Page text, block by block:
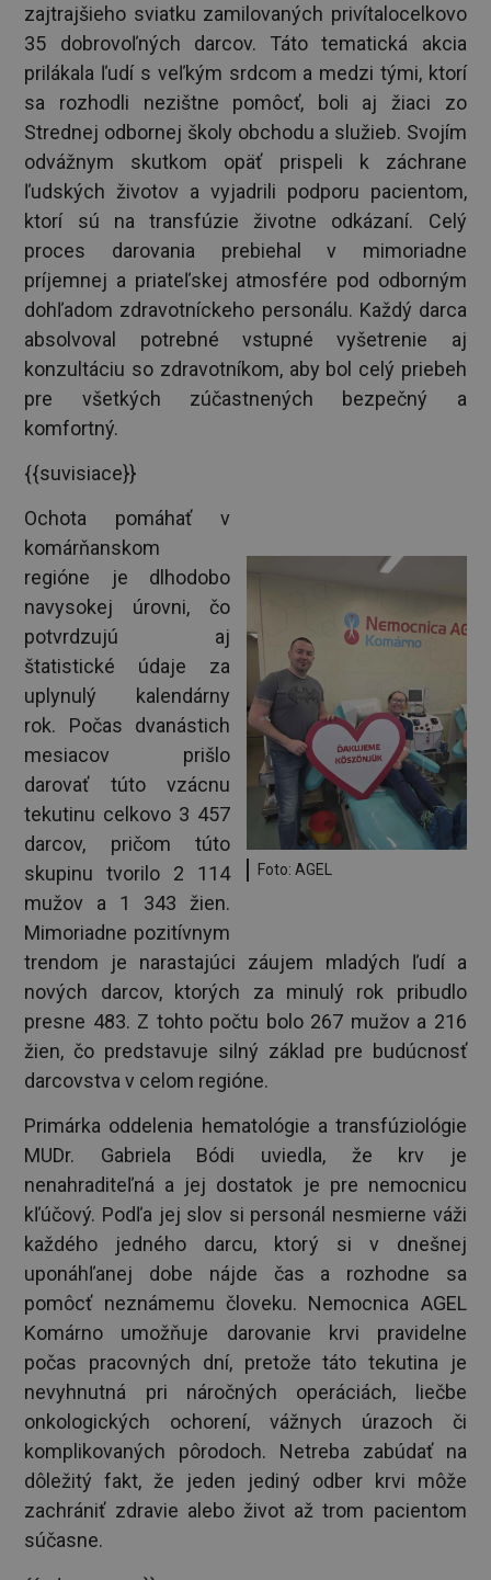
zajtrajšieho sviatku zamilovaných privítalocelkovo
35 dobrovoľných darcov. Táto tematická akcia
prilákala ľudí s veľkým srdcom a medzi tými, ktorí
sa rozhodli nezištne pomôcť, boli aj žiaci zo
Strednej odbornej školy obchodu a služieb. Svojím
odvážnym skutkom opäť prispeli k záchrane
ľudských životov a vyjadrili podporu pacientom,
ktorí sú na transfúzie životne odkázaní. Celý
proces darovania prebiehal v mimoriadne
príjemnej a priateľskej atmosfére pod odborným
dohľadom zdravotníckeho personálu. Každý darca
absolvoval potrebné vstupné vyšetrenie aj
konzultáciu so zdravotníkom, aby bol celý priebeh
pre všetkých zúčastnených bezpečný a
komfortný.
{{suvisiace}}
Foto: AGEL
Ochota pomáhať v
komárňanskom
regióne je dlhodobo
navysokej úrovni, čo
potvrdzujú aj
štatistické údaje za
uplynulý kalendárny
rok. Počas dvanástich
mesiacov prišlo
darovať túto vzácnu
tekutinu celkovo 3 457
darcov, pričom túto
skupinu tvorilo 2 114
mužov a 1 343 žien.
Mimoriadne pozitívnym
trendom je narastajúci záujem mladých ľudí a
nových darcov, ktorých za minulý rok pribudlo
presne 483. Z tohto počtu bolo 267 mužov a 216
žien, čo predstavuje silný základ pre budúcnosť
darcovstva v celom regióne.
Primárka oddelenia hematológie a transfúziológie
MUDr. Gabriela Bódi uviedla, že krv je
nenahraditeľná a jej dostatok je pre nemocnicu
kľúčový. Podľa jej slov si personál nesmierne váži
každého jedného darcu, ktorý si v dnešnej
uponáhľanej dobe nájde čas a rozhodne sa
pomôcť neznámemu človeku. Nemocnica AGEL
Komárno umožňuje darovanie krvi pravidelne
počas pracovných dní, pretože táto tekutina je
nevyhnutná pri náročných operáciách, liečbe
onkologických ochorení, vážnych úrazoch či
komplikovaných pôrodoch. Netreba zabúdať na
dôležitý fakt, že jeden jediný odber krvi môže
zachrániť zdravie alebo život až trom pacientom
súčasne.